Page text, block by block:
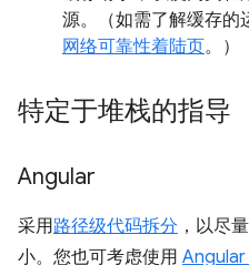
源。（如需了解缓存的
网络可靠性着陆页。）
特定于堆栈的指导
Angular
采用路径级代码拆分 ，以尽
小。您也可考虑使用